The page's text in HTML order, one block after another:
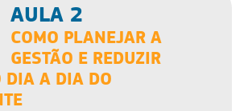
AULA 2
COMO PLANEJAR A
GESTÃO E REDUZIR
DIA A DIA DO